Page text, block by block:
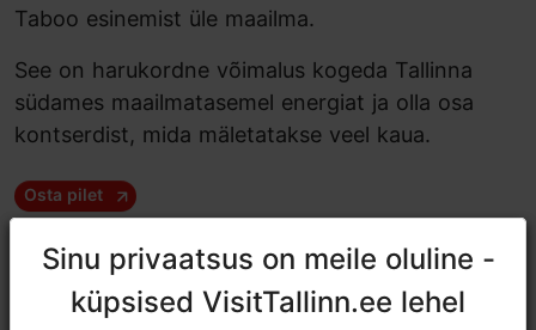
Taboo esinemist üle maailma.
See on harukordne võimalus kogeda Tallinna
südames maailmatasemel energiat ja olla osa
kontserdist, mida mäletatakse veel kaua.
Osta pilet
JagaSinu privaatsus on meile oluline -
küpsised VisitTallinn.ee lehel
Sinu privaatsus on meile oluline -
küpsised VisitTallinn.ee lehel